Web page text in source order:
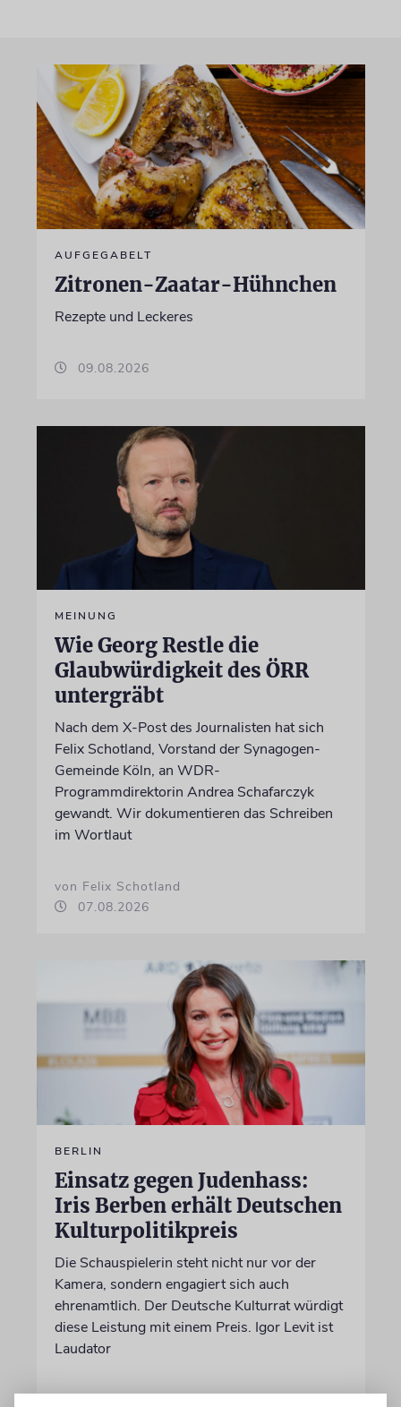
AUFGEGABELT
Zitronen-Zaatar-Hühnchen
Rezepte und Leckeres
09.08.2026
MEINUNG
Wie Georg Restle die
Glaubwürdigkeit des ÖRR
untergräbt
Nach dem X-Post des Journalisten hat sich
Felix Schotland, Vorstand der Synagogen-
Gemeinde Köln, an WDR-
Programmdirektorin Andrea Schafarczyk
gewandt. Wir dokumentieren das Schreiben
im Wortlaut
von Felix Schotland
07.08.2026
BERLIN
Einsatz gegen Judenhass:
Iris Berben erhält Deutschen
Kulturpolitikpreis
Die Schauspielerin steht nicht nur vor der
Kamera, sondern engagiert sich auch
ehrenamtlich. Der Deutsche Kulturrat würdigt
diese Leistung mit einem Preis. Igor Levit ist
Laudator